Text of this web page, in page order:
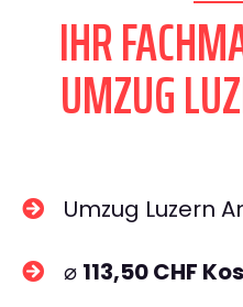
IHR
UMZUG
Umzug Luzern
⌀ 113,50 CHF